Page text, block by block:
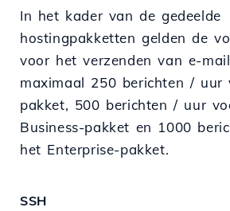
In het kader van de gedeelde
hostingpakketten gelden de
voor het verzenden van e-
maximaal 250 berichten /
pakket, 500 berichten / uur
Business-pakket en 1000
het Enterprise-pakket.
SSH